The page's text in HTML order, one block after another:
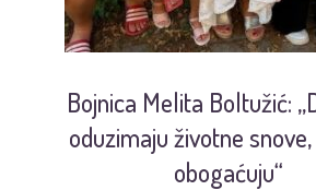
Bojnica Melita Boltužić:
oduzimaju životne
obogaćuju“